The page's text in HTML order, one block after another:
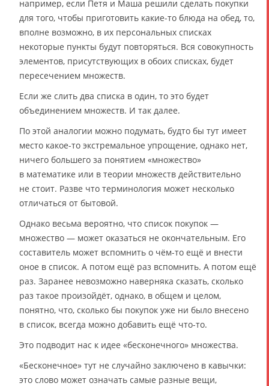
например, если Петя и Маша решили сделать покупки
для того, чтобы приготовить какие-то блюда на обед, то,
вполне возможно, в их персональных списках
некоторые пункты будут повторяться. Вся совокупность
элементов, присутствующих в обоих списках, будет
пересечением множеств.
Если же слить два списка в один, то это будет
объединением множеств. И так далее.
По этой аналогии можно подумать, будто бы тут имеет
место какое-то экстремальное упрощение, однако нет,
ничего большего за понятием «множество»
в математике или в теории множеств действительно
не стоит. Разве что терминология может несколько
отличаться от бытовой.
Однако весьма вероятно, что список покупок —
множество — может оказаться не окончательным. Его
составитель может вспомнить о чём-то ещё и внести
оное в список. А потом ещё раз вспомнить. А потом ещё
раз. Заранее невозможно наверняка сказать, сколько
раз такое произойдёт, однако, в общем и целом,
понятно, что, сколько бы покупок уже ни было внесено
в список, всегда можно добавить ещё что-то.
Это подводит нас к идее «бесконечного» множества.
«Бесконечное» тут не случайно заключено в кавычки:
это слово может означать самые разные вещи,